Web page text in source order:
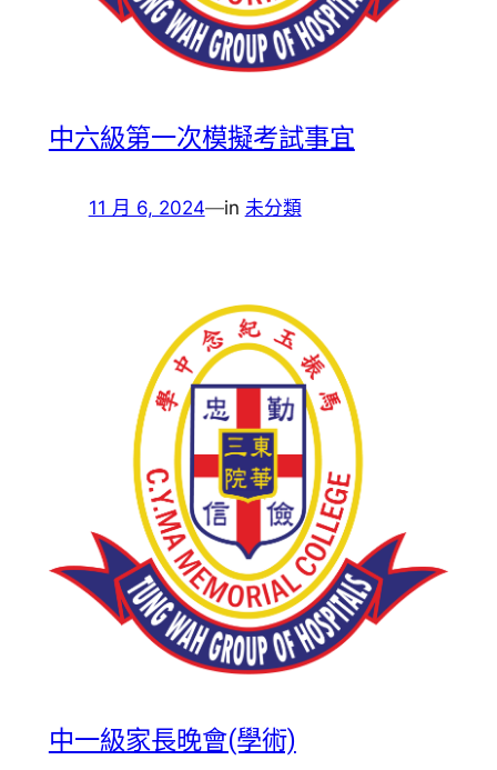
中六級第一次模擬考試事宜
11 月 6, 2024—in 未分類
中一級家長晚會(學術)